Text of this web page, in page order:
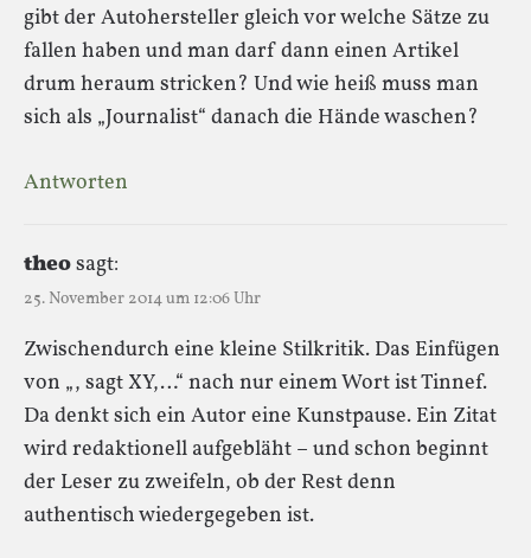
gibt der Autohersteller gleich vor welche Sätze zu
fallen haben und man darf dann einen Artikel
drum heraum stricken? Und wie heiß muss man
sich als „Journalist“ danach die Hände waschen?
Antworten
theosagt:
25. November 2014 um 12:06 Uhr
Zwischendurch eine kleine Stilkritik. Das Einfügen
von „, sagt XY,…“ nach nur einem Wort ist Tinnef.
Da denkt sich ein Autor eine Kunstpause. Ein Zitat
wird redaktionell aufgebläht – und schon beginnt
der Leser zu zweifeln, ob der Rest denn
authentisch wiedergegeben ist.